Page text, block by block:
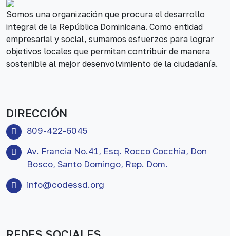
Somos una organización que procura el desarrollo
integral de la República Dominicana. Como entidad
empresarial y social, sumamos esfuerzos para lograr
objetivos locales que permitan contribuir de manera
sostenible al mejor desenvolvimiento de la ciudadanía.
DIRECCIÓN
809-422-6045
Av. Francia No.41, Esq. Rocco Cocchia, Don
Bosco, Santo Domingo, Rep. Dom.
info@codessd.org